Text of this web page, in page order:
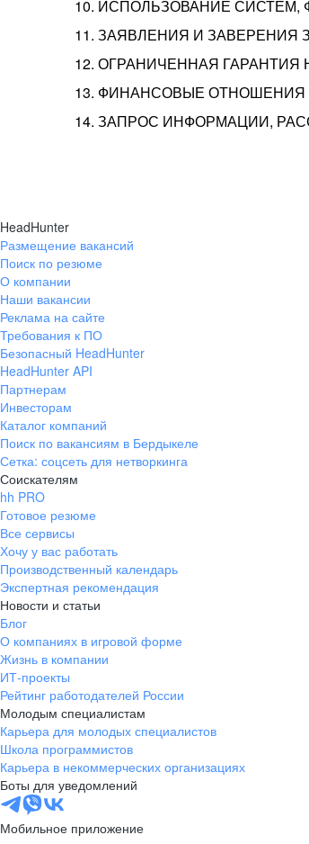
10. ИСПОЛЬЗОВАНИЕ
11. ЗАЯВЛЕНИЯ И ЗАВЕРЕНИЯ
12. ОГРАНИЧЕННАЯ
13. ФИНАНСОВЫЕ ОТНОШЕНИЯ
14. ЗАПРОС ИНФОРМАЦИИ,
HeadHunter
Размещение вакансий
Поиск по резюме
О компании
Наши вакансии
Реклама на сайте
Требования к ПО
Безопасный HeadHunter
HeadHunter API
Партнерам
Инвесторам
Каталог компаний
Поиск по вакансиям в Бердыкеле
Сетка: соцсеть для нетворкинга
Соискателям
hh PRO
Готовое резюме
Все сервисы
Хочу у вас работать
Производственный календарь
Экспертная рекомендация
Новости и статьи
Блог
О компаниях в игровой форме
Жизнь в компании
ИТ-проекты
Рейтинг работодателей России
Молодым специалистам
Карьера для молодых специалистов
Школа программистов
Карьера в некоммерческих организациях
Боты для уведомлений
Мобильное приложение